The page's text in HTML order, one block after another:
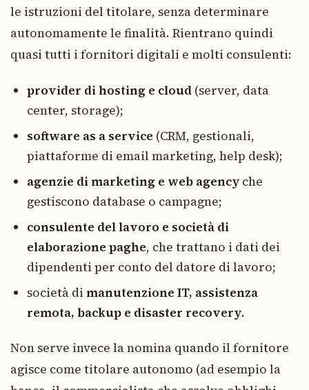
le istruzioni del titolare, senza determinare
autonomamente le finalità. Rientrano quindi
quasi tutti i fornitori digitali e molti consulenti:
provider di hosting e cloud (server, data
center, storage);
software as a service (CRM, gestionali,
piattaforme di email marketing, help desk);
agenzie di marketing e web agency che
gestiscono database o campagne;
consulente del lavoro e società di
elaborazione paghe, che trattano i dati dei
dipendenti per conto del datore di lavoro;
società dimanutenzione IT, assistenza
remota, backup e disaster recovery.
Non serve invece la nomina quando il fornitore
agisce come titolare autonomo (ad esempio la